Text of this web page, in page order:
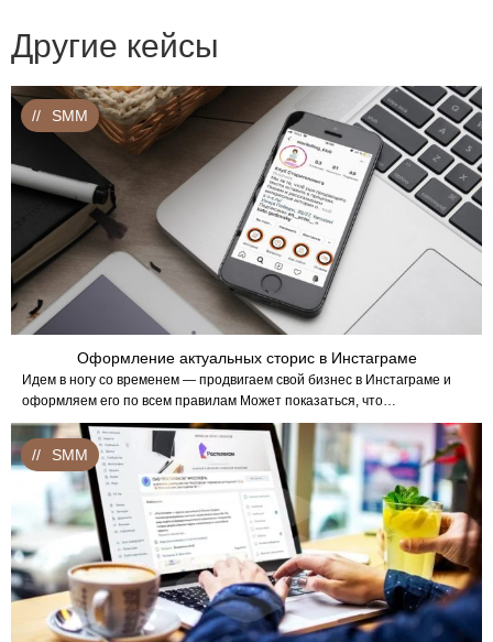
Другие кейсы
Оформление актуальных сторис в Инстаграме
Идем в ногу со временем — продвигаем свой бизнес в Инстаграме и
оформляем его по всем правилам Может показаться, что…
SMM
SMM